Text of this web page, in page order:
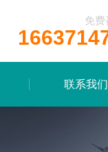
免费
联系我们